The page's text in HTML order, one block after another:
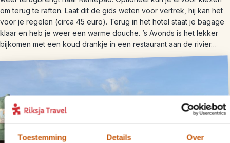
Toestemming Details Over
om terug te raften. Laat dit de gids weten voor vertrek, hij kan het
voor je regelen (circa 45 euro). Terug in het hotel staat je bagage
klaar en heb je weer een warme douche. ’s Avonds is het lekker
bijkomen met een koud drankje in een restaurant aan de rivier…